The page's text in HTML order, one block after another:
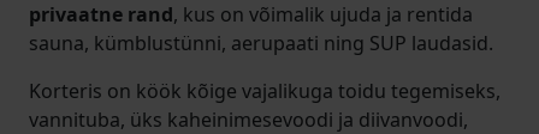
privaatne rand, kus on võimalik ujuda ja rentida
sauna, kümblustünni, aerupaati ning SUP laudasid.
Korteris on köök kõige vajalikuga toidu tegemiseks,
vannituba, üks kaheinimesevoodi ja diivanvoodi,